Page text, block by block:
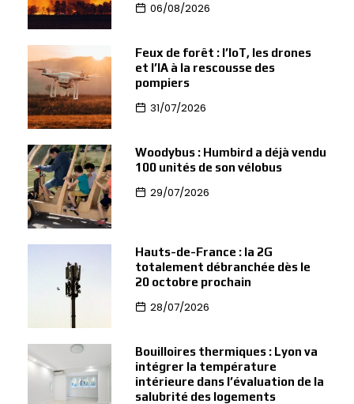
06/08/2026
Feux de forêt : l’IoT, les drones
et l’IA à la rescousse des
pompiers
31/07/2026
Woodybus : Humbird a déjà vendu
100 unités de son vélobus
29/07/2026
Hauts-de-France : la 2G
totalement débranchée dès le
20 octobre prochain
28/07/2026
Bouilloires thermiques : Lyon va
intégrer la température
intérieure dans l’évaluation de la
salubrité des logements